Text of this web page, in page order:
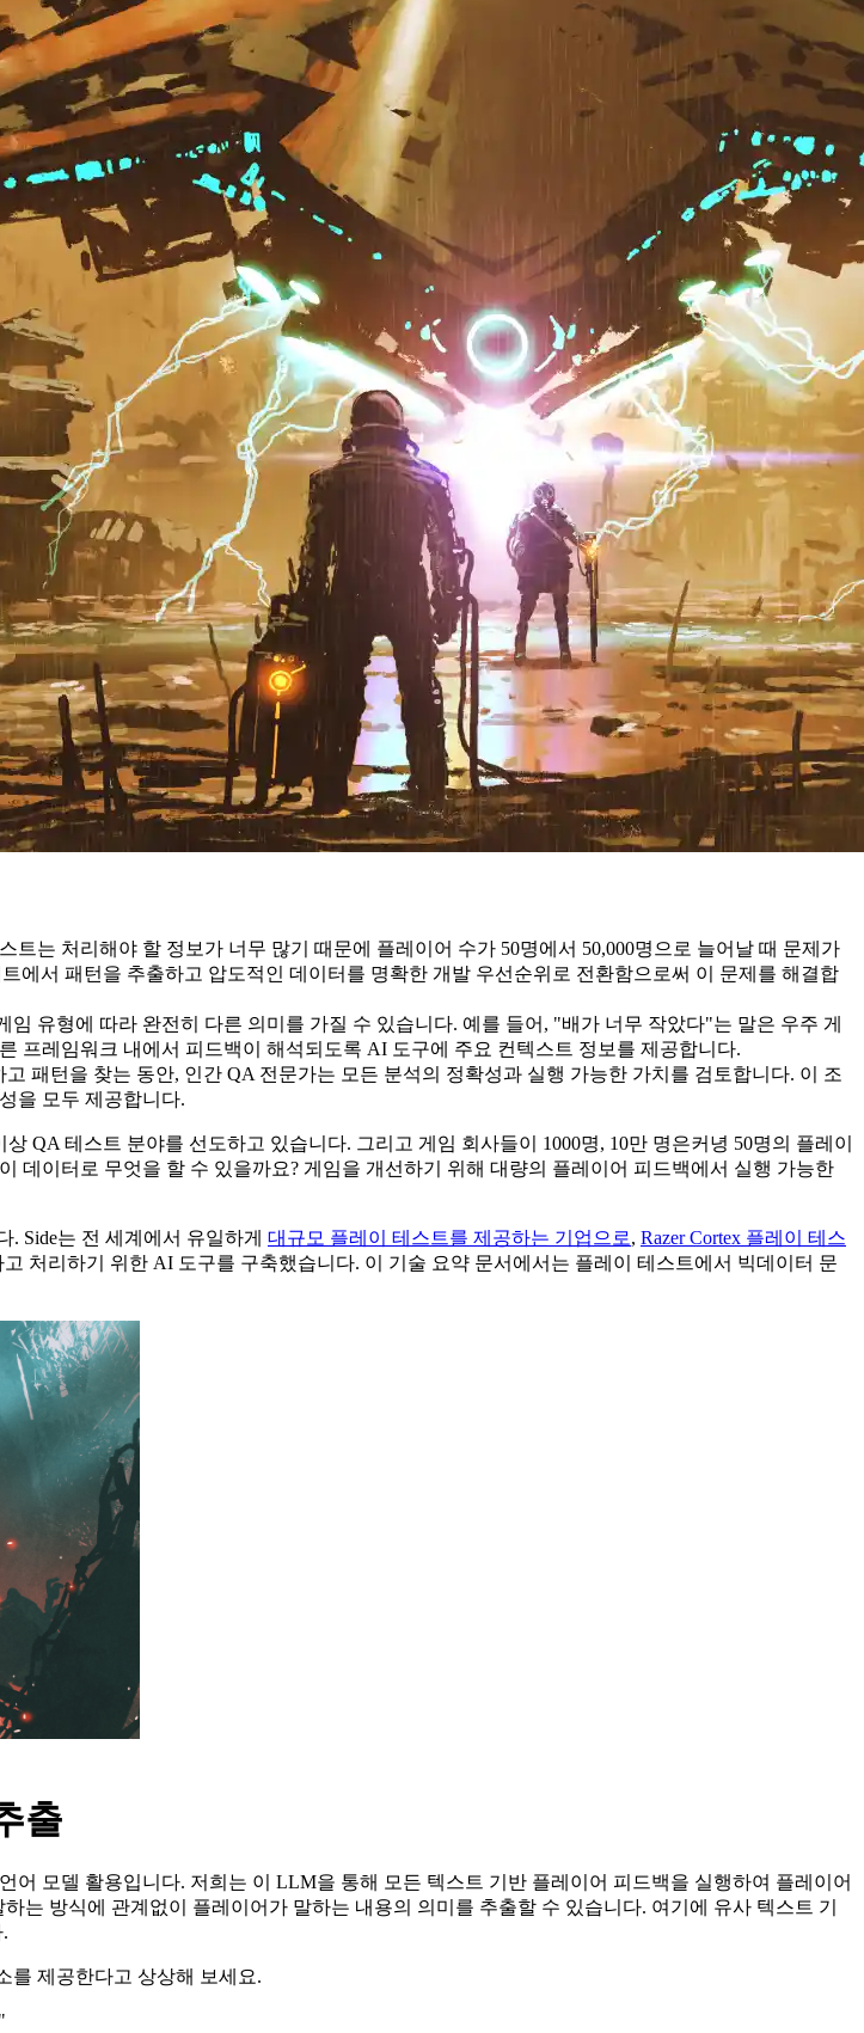
트는 처리해야 할 정보가 너무 많기 때문에 플레이어 수가 50명에서 50,000명으로 늘어날 때 문제가
에서 패턴을 추출하고 압도적인 데이터를 명확한 개발 우선순위로 전환함으로써 이 문제를 해결합
임 유형에 따라 완전히 다른 의미를 가질 수 있습니다. 예를 들어, "배가 너무 작았다"는 말은 우주 게
프레임워크 내에서 피드백이 해석되도록 AI 도구에 주요 컨텍스트 정보를 제공합니다.
패턴을 찾는 동안, 인간 QA 전문가는 모든 분석의 정확성과 실행 가능한 가치를 검토합니다. 이 조
을 모두 제공합니다.
QA 테스트 분야를 선도하고 있습니다. 그리고 게임 회사들이 1000명, 10만 명은커녕 50명의 플레이
데이터로 무엇을 할 수 있을까요? 게임을 개선하기 위해 대량의 플레이어 피드백에서 실행 가능한
Side는 전 세계에서 유일하게 대규모 플레이 테스트를 제공하는 기업으로, Razer Cortex 플레이 테스
처리하기 위한 AI 도구를 구축했습니다. 이 기술 요약 문서에서는 플레이 테스트에서 빅데이터 문
출
어 모델 활용입니다. 저희는 이 LLM을 통해 모든 텍스트 기반 플레이어 피드백을 실행하여 플레이어
는 방식에 관계없이 플레이어가 말하는 내용의 의미를 추출할 수 있습니다. 여기에 유사 텍스트 기
를 제공한다고 상상해 보세요.